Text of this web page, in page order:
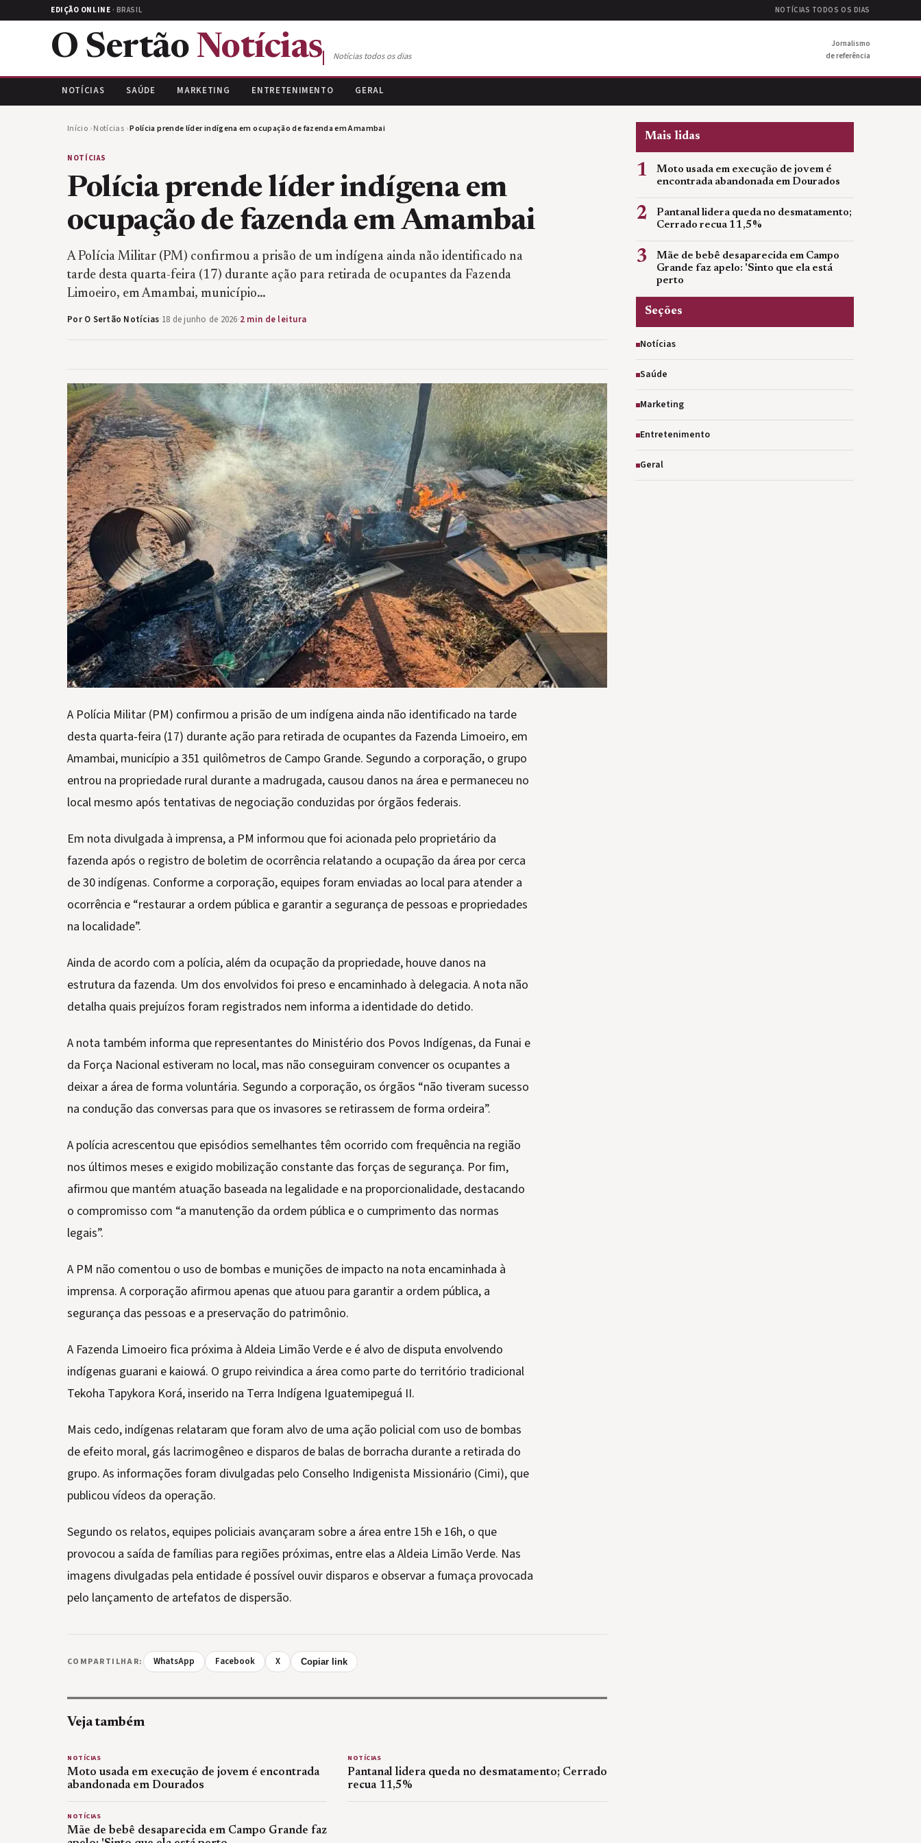
EDIÇÃO ONLINE · BRASIL NOTÍCIAS TODOS OS DIAS
O Sertão Notícias Notícias todos os dias
Jornalismo
de referência
NOTÍCIAS SAÚDE MARKETING ENTRETENIMENTO GERAL
Início ›Notícias ›Polícia prende líder indígena em ocupação de fazenda em Amambai
NOTÍCIAS
Polícia prende líder indígena em
ocupação de fazenda em Amambai
A Polícia Militar (PM) confirmou a prisão de um indígena ainda não identificado na
tarde desta quarta-feira (17) durante ação para retirada de ocupantes da Fazenda
Limoeiro, em Amambai, município…
Por O Sertão Notícias·18 de junho de 2026·2 min de leitura
A Polícia Militar (PM) confirmou a prisão de um indígena ainda não identificado na tarde
desta quarta-feira (17) durante ação para retirada de ocupantes da Fazenda Limoeiro, em
Amambai, município a 351 quilômetros de Campo Grande. Segundo a corporação, o grupo
entrou na propriedade rural durante a madrugada, causou danos na área e permaneceu no
local mesmo após tentativas de negociação conduzidas por órgãos federais.
Em nota divulgada à imprensa, a PM informou que foi acionada pelo proprietário da
fazenda após o registro de boletim de ocorrência relatando a ocupação da área por cerca
de 30 indígenas. Conforme a corporação, equipes foram enviadas ao local para atender a
ocorrência e “restaurar a ordem pública e garantir a segurança de pessoas e propriedades
na localidade”.
Ainda de acordo com a polícia, além da ocupação da propriedade, houve danos na
estrutura da fazenda. Um dos envolvidos foi preso e encaminhado à delegacia. A nota não
detalha quais prejuízos foram registrados nem informa a identidade do detido.
A nota também informa que representantes do Ministério dos Povos Indígenas, da Funai e
da Força Nacional estiveram no local, mas não conseguiram convencer os ocupantes a
deixar a área de forma voluntária. Segundo a corporação, os órgãos “não tiveram sucesso
na condução das conversas para que os invasores se retirassem de forma ordeira”.
A polícia acrescentou que episódios semelhantes têm ocorrido com frequência na região
nos últimos meses e exigido mobilização constante das forças de segurança. Por fim,
afirmou que mantém atuação baseada na legalidade e na proporcionalidade, destacando
o compromisso com “a manutenção da ordem pública e o cumprimento das normas
legais”.
A PM não comentou o uso de bombas e munições de impacto na nota encaminhada à
imprensa. A corporação afirmou apenas que atuou para garantir a ordem pública, a
segurança das pessoas e a preservação do patrimônio.
A Fazenda Limoeiro fica próxima à Aldeia Limão Verde e é alvo de disputa envolvendo
indígenas guarani e kaiowá. O grupo reivindica a área como parte do território tradicional
Tekoha Tapykora Korá, inserido na Terra Indígena Iguatemipeguá II.
Mais cedo, indígenas relataram que foram alvo de uma ação policial com uso de bombas
de efeito moral, gás lacrimogêneo e disparos de balas de borracha durante a retirada do
grupo. As informações foram divulgadas pelo Conselho Indigenista Missionário (Cimi), que
publicou vídeos da operação.
Segundo os relatos, equipes policiais avançaram sobre a área entre 15h e 16h, o que
provocou a saída de famílias para regiões próximas, entre elas a Aldeia Limão Verde. Nas
imagens divulgadas pela entidade é possível ouvir disparos e observar a fumaça provocada
pelo lançamento de artefatos de dispersão.
COMPARTILHAR: WhatsApp Facebook X Copiar link
Veja também
NOTÍCIAS
Moto usada em execução de jovem é encontrada
abandonada em Dourados
NOTÍCIAS
Pantanal lidera queda no desmatamento; Cerrado
recua 11,5%
NOTÍCIAS
Mãe de bebê desaparecida em Campo Grande faz
Mais lidas
1
Moto usada em execução de jovem é
encontrada abandonada em Dourados
2
Pantanal lidera queda no desmatamento;
Cerrado recua 11,5%
3
Mãe de bebê desaparecida em Campo
Grande faz apelo: 'Sinto que ela está
perto
Seções
Notícias
Saúde
Marketing
Entretenimento
Geral